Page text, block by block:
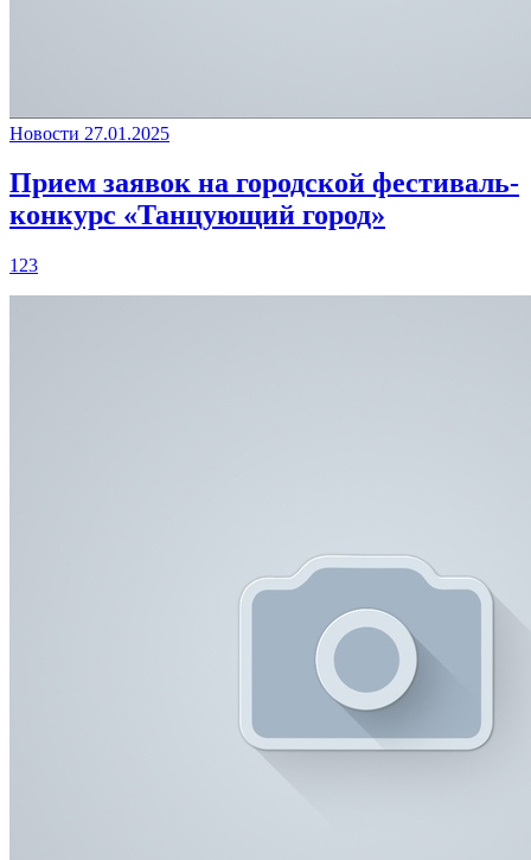
Новости 27.01.2025
Прием заявок на городской фестиваль-
конкурс «Танцующий город»
123